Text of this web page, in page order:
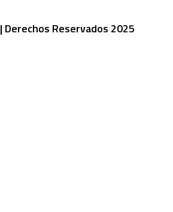
| Derechos Reservados 2025